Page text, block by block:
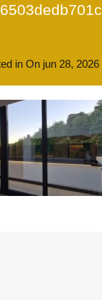
in On jun 28, 2026